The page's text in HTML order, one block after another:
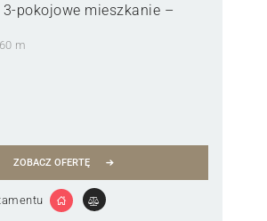
pokojowe mieszkanie –
60 m
ZOBACZ OFERTĘ